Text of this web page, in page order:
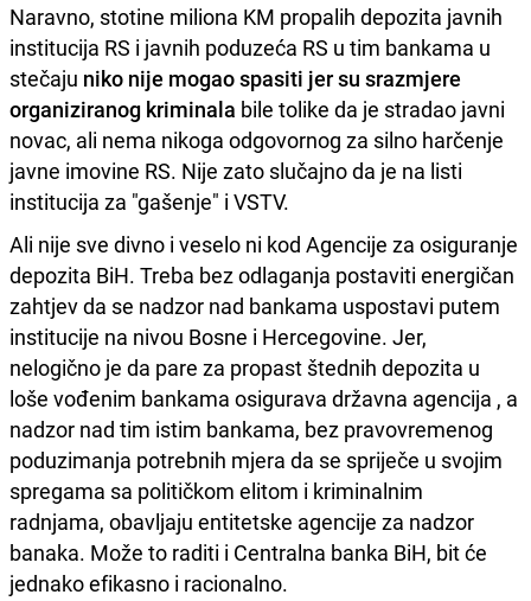
Naravno, stotine miliona KM propalih depozita javnih
institucija RS i javnih poduzeća RS u tim bankama u
stečaju niko nije mogao spasiti jer su srazmjere
organiziranog kriminala bile tolike da je stradao javni
novac, ali nema nikoga odgovornog za silno harčenje
javne imovine RS. Nije zato slučajno da je na listi
institucija za "gašenje" i VSTV.
Ali nije sve divno i veselo ni kod Agencije za osiguranje
depozita BiH. Treba bez odlaganja postaviti energičan
zahtjev da se nadzor nad bankama uspostavi putem
institucije na nivou Bosne i Hercegovine. Jer,
nelogično je da pare za propast štednih depozita u
loše vođenim bankama osigurava državna agencija , a
nadzor nad tim istim bankama, bez pravovremenog
poduzimanja potrebnih mjera da se spriječe u svojim
spregama sa političkom elitom i kriminalnim
radnjama, obavljaju entitetske agencije za nadzor
banaka. Može to raditi i Centralna banka BiH, bit će
jednako efikasno i racionalno.